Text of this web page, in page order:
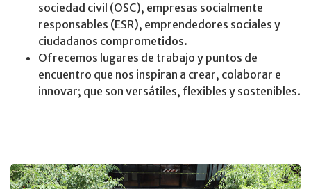
sociedad civil (OSC), empresas socialmente
responsables (ESR), emprendedores sociales y
ciudadanos comprometidos.
Ofrecemos lugares de trabajo y puntos de
encuentro que nos inspiran a crear, colaborar e
innovar; que son versátiles, flexibles y sostenibles.
Galería de imágenes